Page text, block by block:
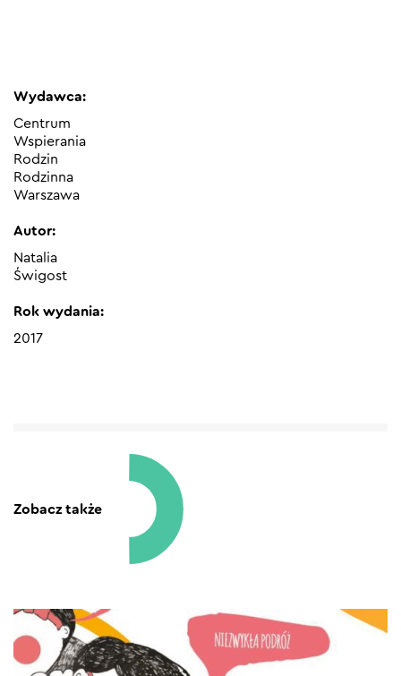
Wydawca:
Centrum
Wspierania
Rodzin
Rodzinna
Warszawa
Autor:
Natalia
Świgost
Rok wydania:
2017
Zobacz także